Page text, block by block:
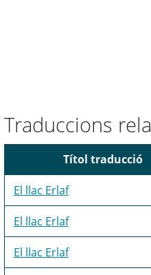
Traduccions
Títol traducció
El llac Erlaf
El llac Erlaf
El llac Erlaf